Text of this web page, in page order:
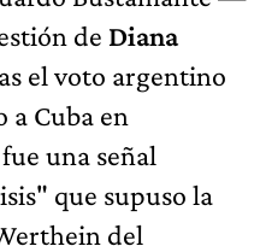
de Diana
el voto argentino
a Cuba en
una señal
que supuso la
del